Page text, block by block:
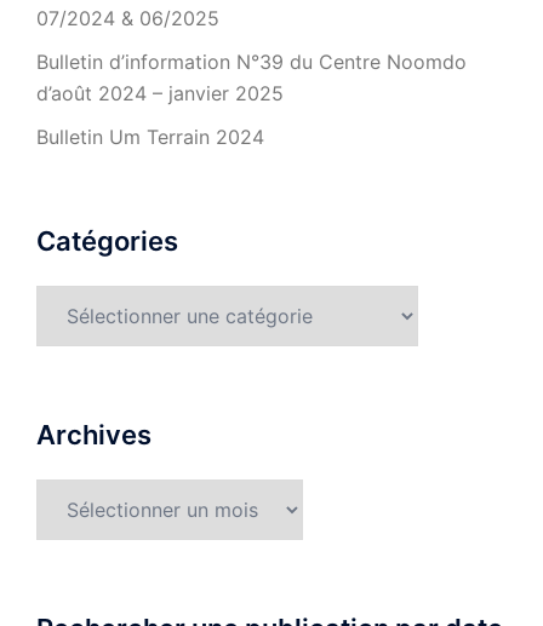
07/2024 & 06/2025
Bulletin d’information N°39 du Centre Noomdo
d’août 2024 – janvier 2025
Bulletin Um Terrain 2024
Catégories
Archives